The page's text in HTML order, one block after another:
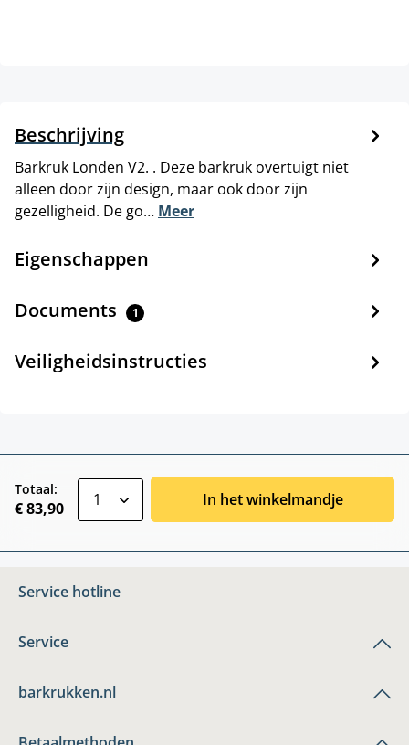
Beschrijving
Barkruk Londen V2. . Deze barkruk overtuigt niet
alleen door zijn design, maar ook door zijn
gezelligheid. De go… Meer
Eigenschappen
Documents 1
Veiligheidsinstructies
Totaal:
€ 83,90 In het winkelmandje
Service hotline
Service
barkrukken.nl